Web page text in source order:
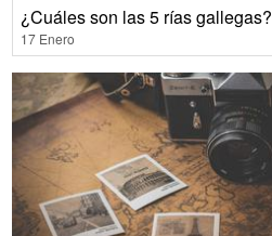
¿Cuáles son las 5 rías gallegas?
17 Enero